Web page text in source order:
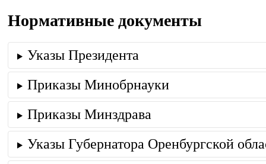
Нормативные документы
Указы Президента
Приказы Минобрнауки
Приказы Минздрава
Указы Губернатора Оренбургской